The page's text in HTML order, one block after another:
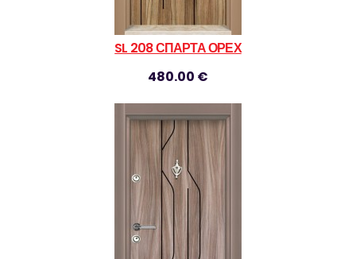
SL 208 СПАРТА ОРЕХ
480.00 €